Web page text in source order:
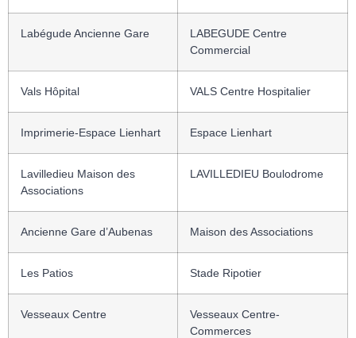
Labégude Ancienne Gare
LABEGUDE Centre
Commercial
Vals Hôpital VALS Centre Hospitalier
Imprimerie-Espace Lienhart Espace Lienhart
Lavilledieu Maison des
Associations
LAVILLEDIEU Boulodrome
Ancienne Gare d’Aubenas Maison des Associations
Les Patios Stade Ripotier
Vesseaux Centre
Vesseaux Centre-
Commerces